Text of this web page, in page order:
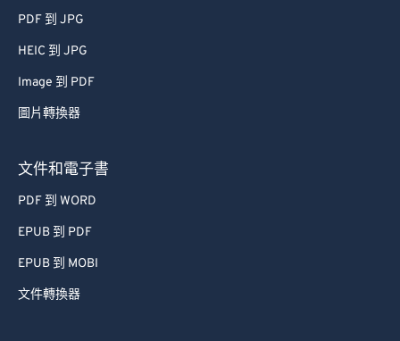
PDF 到 JPG
HEIC 到 JPG
Image 到 PDF
圖片轉換器
文件和電子書
PDF 到 WORD
EPUB 到 PDF
EPUB 到 MOBI
文件轉換器